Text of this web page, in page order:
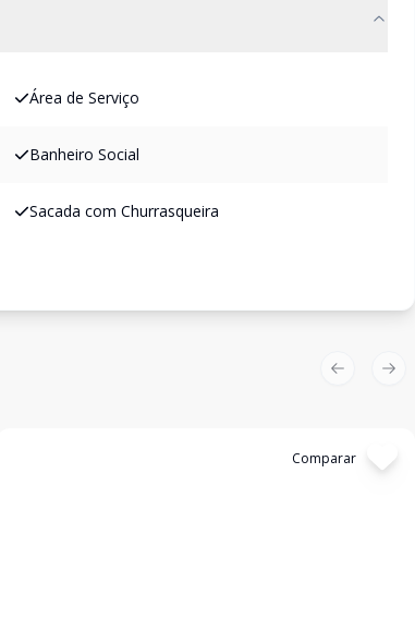
Área de Serviço
Banheiro Social
Sacada com Churrasqueira
Comparar
Previous